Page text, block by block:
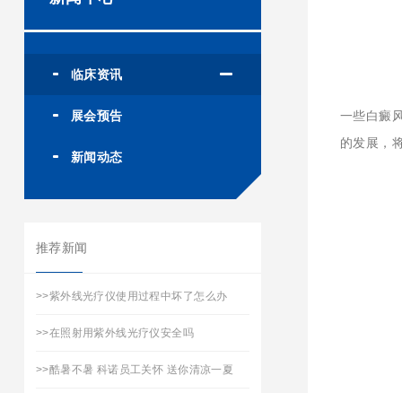
一些白癜
的发展，
临床资讯
展会预告
新闻动态
推荐新闻
>>紫外线光疗仪使用过程中坏了怎么办
>>在照射用紫外线光疗仪安全吗
>>酷暑不暑 科诺员工关怀 送你清凉一夏